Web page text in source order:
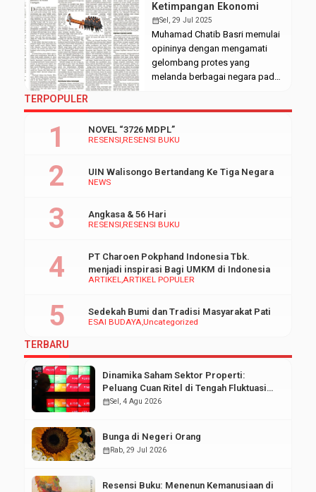
Ketimpangan Ekonomi
calendar_monthSel, 29 Jul 2025
Muhamad Chatib Basri memulai
opininya dengan mengamati
gelombang protes yang
melanda berbagai negara pada
menegaskan bahwa semua
ketimpangan ekonomi yang
yang menunjukkan pola
TERPOPULER
RESENSI RESENSI BUKU
NOVEL “3726 MDPL”
NEWS
UIN Walisongo Bertandang Ke Tiga Negara
RESENSI RESENSI BUKU
Angkasa & 56 Hari
ARTIKELARTIKEL POPULER
PT Charoen Pokphand Indonesia Tbk.
menjadi inspirasi Bagi UMKM di Indonesia
ESAI BUDAYAUncategorized
Sedekah Bumi dan Tradisi Masyarakat Pati
TERBARU
Dinamika Saham Sektor Properti:
Peluang Cuan Ritel di Tengah Fluktuasi
Pasar Modal
calendar_monthSel, 4 Agu 2026
Bunga di Negeri Orang
calendar_monthRab, 29 Jul 2026
Resensi Buku: Menenun Kemanusiaan di